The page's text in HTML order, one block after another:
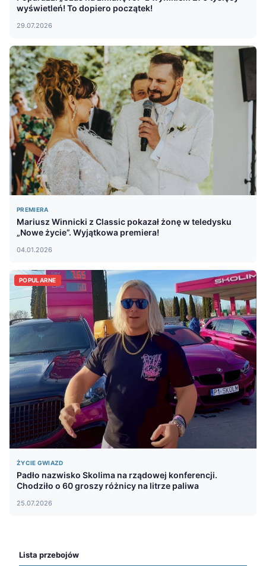
wyświetleń! To dopiero początek!
29.07.2026
PREMIERA
Mariusz Winnicki z Classic pokazał żonę w teledysku
„Nowe życie”. Wyjątkowa premiera!
04.01.2026
POPULARNE
ŻYCIE GWIAZD
Padło nazwisko Skolima na rządowej konferencji.
Chodziło o 60 groszy różnicy na litrze paliwa
25.07.2026
Lista przebojów